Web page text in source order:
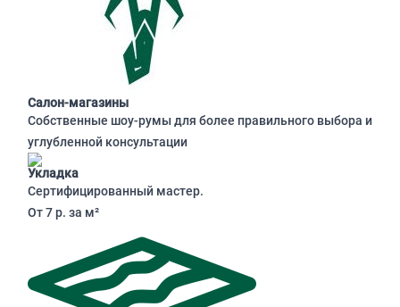
Салон-магазины
Собственные шоу-румы для более правильного выбора и
углубленной консультации
Укладка
Сертифицированный мастер.
От 7 р. за м²